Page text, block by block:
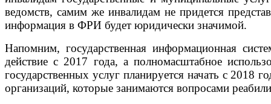
ведомств, самим же инвалидам не придется
информация в ФРИ будет юридически значимой.
Напомним, государственная информационная
действие с 2017 года, а полномасштабное
государственных услуг планируется начать с 2018
организаций, которые занимаются вопросами